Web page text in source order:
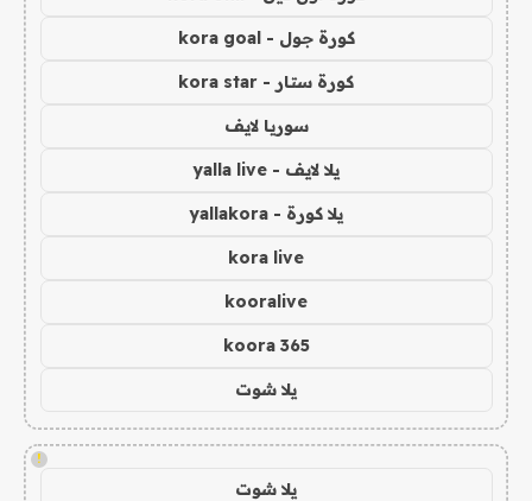
كورة جول - kora goal
كورة ستار - kora star
سوريا لايف
يلا لايف - yalla live
يلا كورة - yallakora
kora live
kooralive
koora 365
يلا شوت
!
يلا شوت